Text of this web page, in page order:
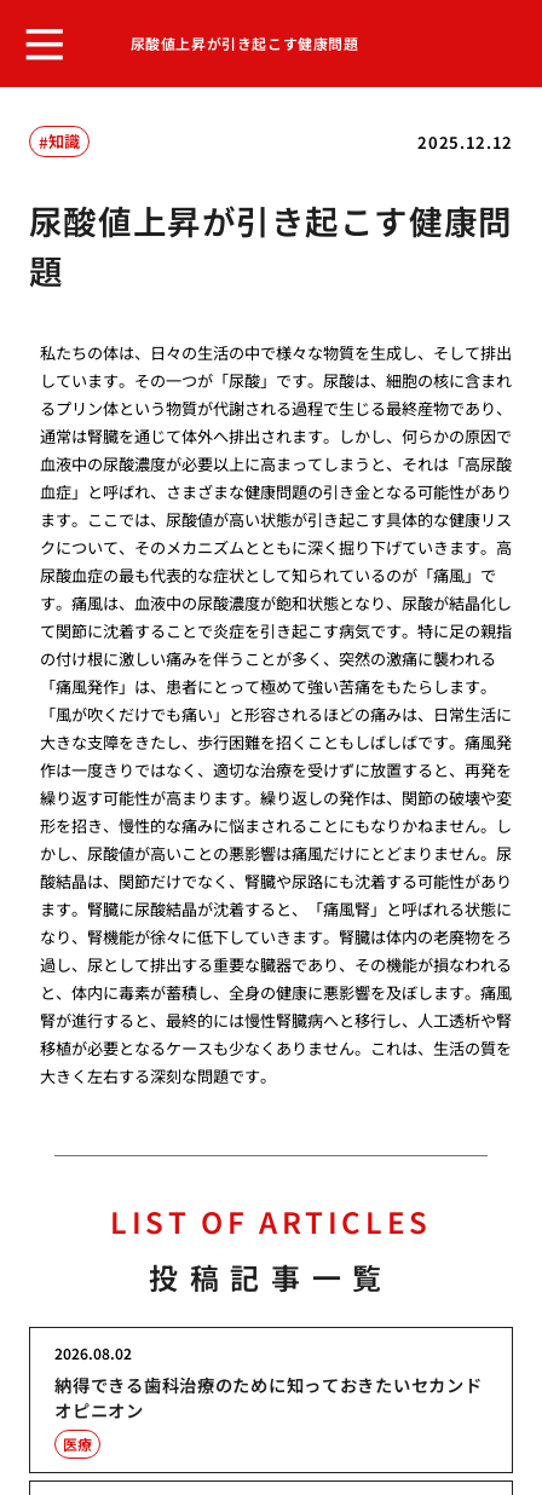
尿酸値上昇が引き起こす健康問題
2025.12.12
知識
尿酸値上昇が引き起こす健康問
題
私たちの体は、日々の生活の中で様々な物質を生成し、そして排出
しています。その一つが「尿酸」です。尿酸は、細胞の核に含まれ
るプリン体という物質が代謝される過程で生じる最終産物であり、
通常は腎臓を通じて体外へ排出されます。しかし、何らかの原因で
血液中の尿酸濃度が必要以上に高まってしまうと、それは「高尿酸
血症」と呼ばれ、さまざまな健康問題の引き金となる可能性があり
ます。ここでは、尿酸値が高い状態が引き起こす具体的な健康リス
クについて、そのメカニズムとともに深く掘り下げていきます。高
尿酸血症の最も代表的な症状として知られているのが「痛風」で
す。痛風は、血液中の尿酸濃度が飽和状態となり、尿酸が結晶化し
て関節に沈着することで炎症を引き起こす病気です。特に足の親指
の付け根に激しい痛みを伴うことが多く、突然の激痛に襲われる
「痛風発作」は、患者にとって極めて強い苦痛をもたらします。
「風が吹くだけでも痛い」と形容されるほどの痛みは、日常生活に
大きな支障をきたし、歩行困難を招くこともしばしばです。痛風発
作は一度きりではなく、適切な治療を受けずに放置すると、再発を
繰り返す可能性が高まります。繰り返しの発作は、関節の破壊や変
形を招き、慢性的な痛みに悩まされることにもなりかねません。し
かし、尿酸値が高いことの悪影響は痛風だけにとどまりません。尿
酸結晶は、関節だけでなく、腎臓や尿路にも沈着する可能性があり
ます。腎臓に尿酸結晶が沈着すると、「痛風腎」と呼ばれる状態に
なり、腎機能が徐々に低下していきます。腎臓は体内の老廃物をろ
過し、尿として排出する重要な臓器であり、その機能が損なわれる
と、体内に毒素が蓄積し、全身の健康に悪影響を及ぼします。痛風
腎が進行すると、最終的には慢性腎臓病へと移行し、人工透析や腎
移植が必要となるケースも少なくありません。これは、生活の質を
大きく左右する深刻な問題です。
LIST OF ARTICLES
投稿記事一覧
納得できる歯科治療のために知っておきたいセカンド
オピニオン
2026.08.02
医療